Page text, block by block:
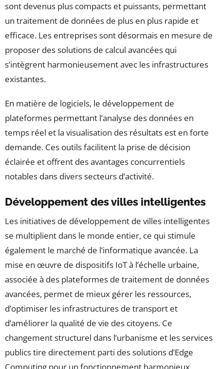
sont devenus plus compacts et puissants, permettant
un traitement de données de plus en plus rapide et
efficace. Les entreprises sont désormais en mesure de
proposer des solutions de calcul avancées qui
s’intègrent harmonieusement avec les infrastructures
existantes.
En matière de logiciels, le développement de
plateformes permettant l’analyse des données en
temps réel et la visualisation des résultats est en forte
demande. Ces outils facilitent la prise de décision
éclairée et offrent des avantages concurrentiels
notables dans divers secteurs d’activité.
Développement des villes intelligentes
Les initiatives de développement de villes intelligentes
se multiplient dans le monde entier, ce qui stimule
également le marché de l’informatique avancée. La
mise en œuvre de dispositifs IoT à l’échelle urbaine,
associée à des plateformes de traitement de données
avancées, permet de mieux gérer les ressources,
d’optimiser les infrastructures de transport et
d’améliorer la qualité de vie des citoyens. Ce
changement structurel dans l’urbanisme et les services
publics tire directement parti des solutions d’Edge